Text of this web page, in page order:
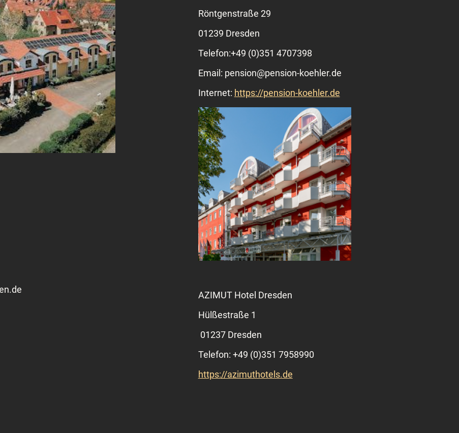
Röntgenstraße 29
01239 Dresden
Telefon:+49 (0)351 4707398
Email: pension@pension-koehler.de
Internet: https://pension-koehler.de
AZIMUT Hotel Dresden
Hülßestraße 1
01237 Dresden
Telefon: +49 (0)351 7958990
https://azimuthotels.de